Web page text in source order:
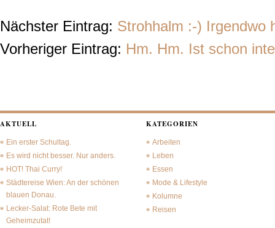
Nächster Eintrag: Strohhalm :-) Irgendwo
Vorheriger Eintrag: Hm. Hm. Ist schon
AKTUELL
Ein erster Schultag.
Es wird nicht besser. Nur anders.
HOT! Thai Curry!
Städtereise Wien: An der schönen
blauen Donau.
Lecker-Salat: Rote Bete mit
Geheimzutat!
KATEGORIEN
Arbeiten
Leben
Essen
Mode & Lifestyle
Kolumne
Reisen